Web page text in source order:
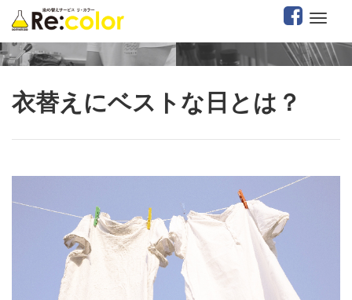
衣替えにベストな日とは？